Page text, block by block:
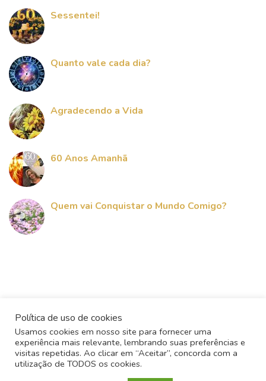
Sessentei!
Quanto vale cada dia?
Agradecendo a Vida
60 Anos Amanhã
Quem vai Conquistar o Mundo Comigo?
Política de uso de cookies
Usamos cookies em nosso site para fornecer uma
experiência mais relevante, lembrando suas preferências e
visitas repetidas. Ao clicar em “Aceitar”, concorda com a
utilização de TODOS os cookies.